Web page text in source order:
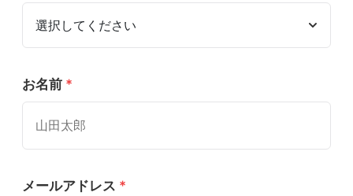
お名前 *
メールアドレス *